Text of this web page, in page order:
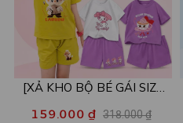
[XẢ KHO BỘ BÉ GÁI SIZE
159.000 ₫ 318.000 ₫